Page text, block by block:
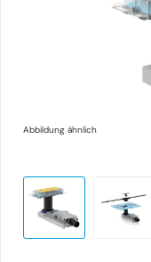
Abbildung ähnlich